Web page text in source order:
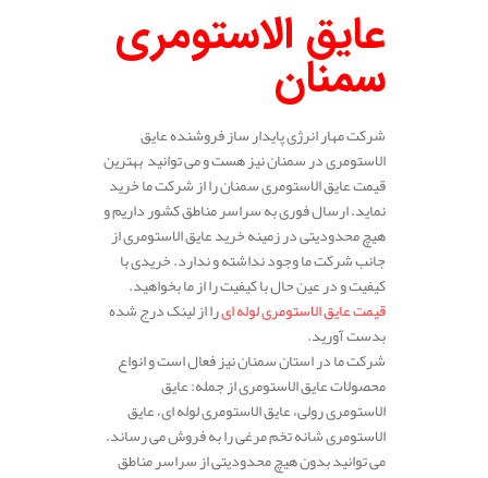
عایق الاستومری
سمنان
شرکت مهار انرژی پایدار ساز فروشنده عایق
الاستومری در سمنان نیز هست و می توانید بهترین
قیمت عایق الاستومری سمنان را از شرکت ما خرید
نماید. ارسال فوری به سراسر مناطق کشور داریم و
هیچ محدودیتی در زمینه خرید عایق الاستومری از
جانب شرکت ما وجود نداشته و ندارد. خریدی با
کیفیت و در عین حال با کیفیت را از ما بخواهید.
قیمت عایق الاستومری لوله ایرا از لینک درج شده
بدست آورید.
شرکت ما در استان سمنان نیز فعال است و انواع
محصولات عایق الاستومری از جمله: عایق
الاستومری رولی، عایق الاستومری لوله ای، عایق
الاستومری شانه تخم مرغی را به فروش می رساند.
می توانید بدون هیچ محدودیتی از سراسر مناطق